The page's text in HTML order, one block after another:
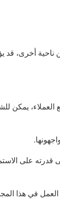
ناحية أخرى، قد
يمكن
قدرته على
في هذا